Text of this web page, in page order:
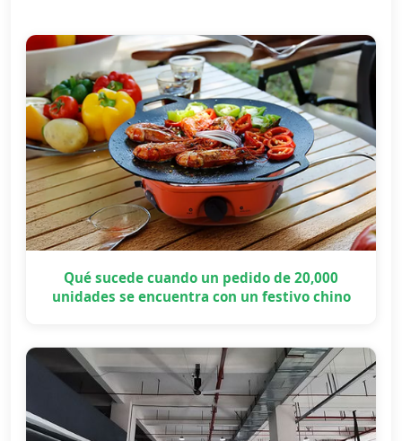
Qué sucede cuando un pedido de 20,000
unidades se encuentra con un festivo chino